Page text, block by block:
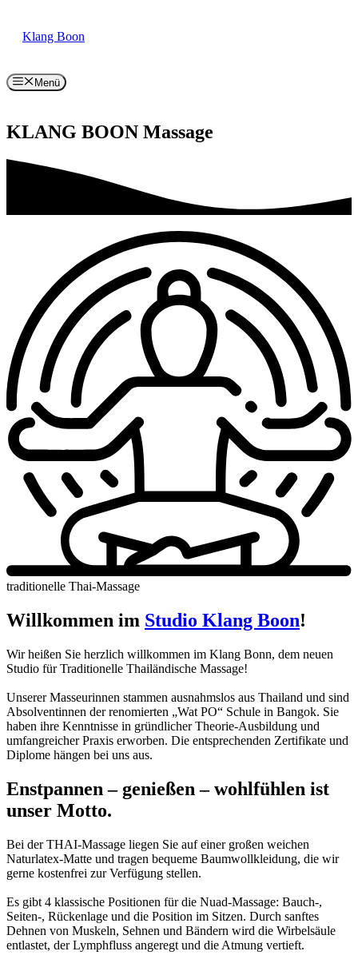
Inhalt
springen
Klang Boon
Menü
KLANG BOON Massage
traditionelle Thai-Massage
Willkommen im Studio Klang Boon!
Wir heißen Sie herzlich willkommen im Klang Bonn, dem neuen
Studio für Traditionelle Thailändische Massage!
Unserer Masseurinnen stammen ausnahmslos aus Thailand und sind
Absolventinnen der renomierten „Wat PO“ Schule in Bangok. Sie
haben ihre Kenntnisse in gründlicher Theorie-Ausbildung und
umfangreicher Praxis erworben. Die entsprechenden Zertifikate und
Diplome hängen bei uns aus.
Enstpannen – genießen – wohlfühlen ist
unser Motto.
Bei der THAI-Massage liegen Sie auf einer großen weichen
Naturlatex-Matte und tragen bequeme Baumwollkleidung, die wir
gerne kostenfrei zur Verfügung stellen.
Es gibt 4 klassische Positionen für die Nuad-Massage: Bauch-,
Seiten-, Rückenlage und die Position im Sitzen. Durch sanftes
Dehnen von Muskeln, Sehnen und Bändern wird die Wirbelsäule
entlastet, der Lymphfluss angeregt und die Atmung vertieft.